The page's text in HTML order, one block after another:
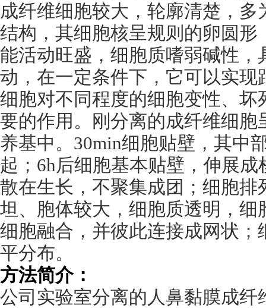
成纤维细胞较大，轮廓清楚，
结构，其细胞核呈规则的卵圆
能活动旺盛，细胞质嗜弱碱性
动，在一定条件下，它可以实
细胞对不同程度的细胞变性、
要的作用。刚分离的成纤维细
养基中。 30min细胞贴壁，其中
起； 6h后细胞基本贴壁，伸展
散在生长，不聚集成团；细胞
坦、胞体较大，细胞质透明，
细胞融合，并彼此连接成网状
平分布。
方法简介：
公司实验室分离的人鼻黏膜成纤